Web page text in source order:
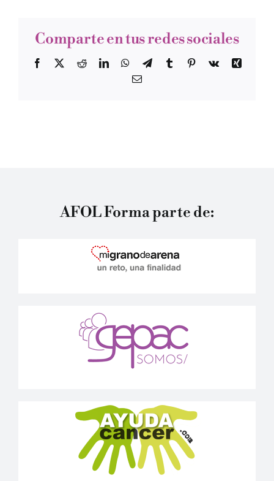
Comparte en tus redes sociales
Facebook
TwitterRedditLinkedInWhatsApp
TelegramTumblr Pinterest
Vk
Xing
Correo
AFOL Forma parte de: